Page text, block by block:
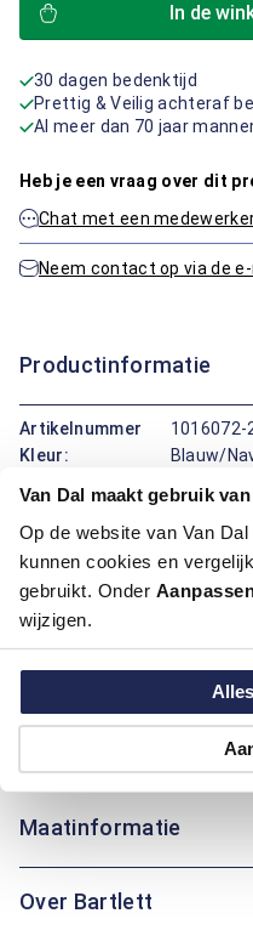
Van Dal maakt gebruik
Op de website van Van
kunnen cookies en
gebruikt. Onder
wijzigen.
In de
30 dagen bedenktijd
Prettig & Veilig achteraf
Al meer dan 70 jaar
Heb je een vraag over dit
Chat met een
Neem contact op via de e-
Productinformatie
Artikelnummer
1016072-
Kleur:
Blauw/
Motief:
Natuur
Dit overhemd met korte
klassieke boord en een
comfortabele dag. Het
voor warmere dagen. De
Maatinformatie
Over Bartlett